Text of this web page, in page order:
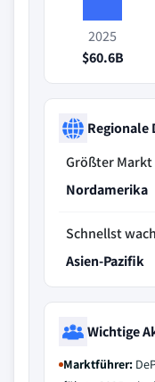
2025
$60.6B
Regionale
Größter Markt
Nordamerika
Schnellst
Asien-Pazifik
Wichtige
Marktführer: